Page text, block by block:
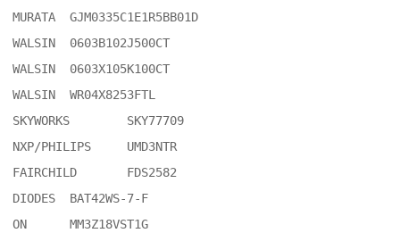
MURATA	GJM0335C1E1R5BB01D
WALSIN	0603B102J500CT
WALSIN	0603X105K100CT
WALSIN 	WR04X8253FTL
SKYWORKS	SKY77709
NXP/PHILIPS	UMD3NTR
FAIRCHILD	FDS2582
DIODES	BAT42WS-7-F
ON	MM3Z18VST1G